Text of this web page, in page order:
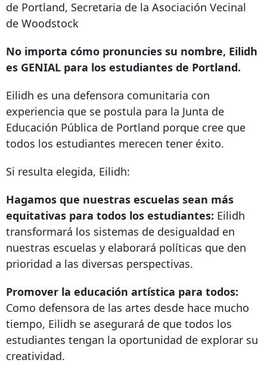
de Portland, Secretaria de la Asociación Vecinal
de Woodstock
No importa cómo pronuncies su nombre, Eilidh
es GENIAL para los estudiantes de Portland.
Eilidh es una defensora comunitaria con
experiencia que se postula para la Junta de
Educación Pública de Portland porque cree que
todos los estudiantes merecen tener éxito.
Si resulta elegida, Eilidh:
Hagamos que nuestras escuelas sean más
equitativas para todos los estudiantes: Eilidh
transformará los sistemas de desigualdad en
nuestras escuelas y elaborará políticas que den
prioridad a las diversas perspectivas.
Promover la educación artística para todos:
Como defensora de las artes desde hace mucho
tiempo, Eilidh se asegurará de que todos los
estudiantes tengan la oportunidad de explorar su
creatividad.